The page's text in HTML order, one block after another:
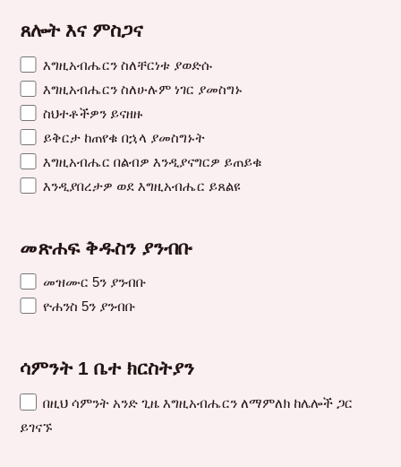
ጸሎት እና ምስጋና
እግዚአብሔርን ስለቸርነቱ ያወድሱ
እግዚአብሔርን ስለሁሉም ነገር ያመስግኑ
ስህተቶችዎን ይናዘዙ
ይቅርታ ከጠየቁ በኋላ ያመስግኑት
እግዚአብሔር በልብዎ እንዲያናግርዎ ይጠይቁ
እንዲያበረታዎ ወደ እግዚአብሔር ይጸልዩ
መጽሐፍ ቅዱስን ያንብቡ
መዝሙር 5ን ያንብቡ
ዮሐንስ 5ን ያንብቡ
ሳምንት 1 ቤተ ክርስትያን
በዚህ ሳምንት አንድ ጊዜ እግዚአብሔርን ለማምለክ ከሌሎች ጋር
ይገናኙ